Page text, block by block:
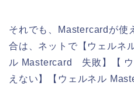
それでも、Mastercardが使
合は、ネットで【ウェルネ
ル Mastercard 失敗】【
えない】【ウェルネル